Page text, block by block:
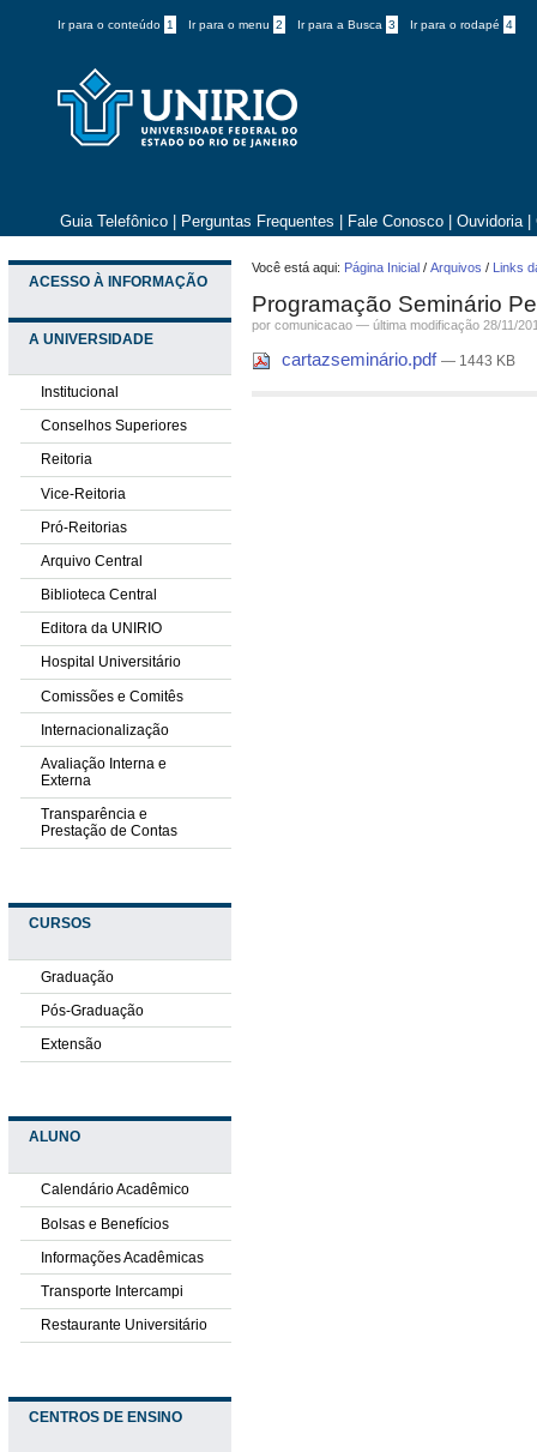
Ir para o conteúdo 1 Ir para o menu 2 Ir para a Busca 3 Ir para o rodapé 4
Guia Telefônico Perguntas Frequentes Fale Conosco Ouvidoria
ACESSO À INFORMAÇÃO
A UNIVERSIDADE
Institucional
Conselhos Superiores
Reitoria
Vice-Reitoria
Pró-Reitorias
Arquivo Central
Biblioteca Central
Editora da UNIRIO
Hospital Universitário
Comissões e Comitês
Internacionalização
Avaliação Interna e
Externa
Transparência e
Prestação de Contas
CURSOS
Graduação
Pós-Graduação
Extensão
ALUNO
Calendário Acadêmico
Bolsas e Benefícios
Informações Acadêmicas
Transporte Intercampi
Restaurante Universitário
CENTROS DE ENSINO
Você está aqui: Página Inicial /Arquivos / Links
Programação Seminário
por comunicacao —última modificação 28/11/
cartazseminário.pdf— 1443 KB